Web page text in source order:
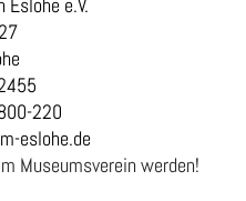
220
eslohe.de
Museumsverein werden!